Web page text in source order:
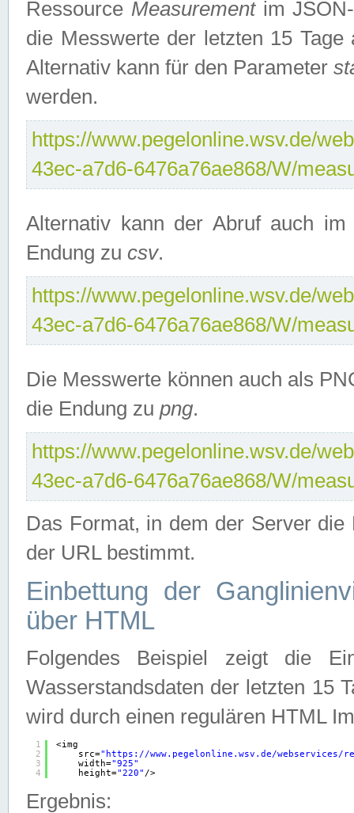
Ressource Measurementim JSON-
die Messwerte der letzten 15
Alternativ kann für den Parameter
werden.
https://www.pegelonline.wsv.de/
43ec-a7d6-6476a76ae868/W/
Alternativ kann der Abruf auch
Endung zu csv.
https://www.pegelonline.wsv.de/
43ec-a7d6-6476a76ae868/W/
Die Messwerte können auch als
die Endung zu png.
https://www.pegelonline.wsv.de/
43ec-a7d6-6476a76ae868/W/
Das Format, in dem der Server
der URL bestimmt.
Einbettung der
über HTML
Folgendes Beispiel zeigt die
Wasserstandsdaten der letzten 15
wird durch einen regulären HTML
1
2
3
4
<img
src=" https://www.pegelonline.wsv.de/webservices/
width="925"
height="220" />
Ergebnis: